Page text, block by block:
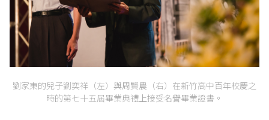
劉家東的兒子劉奕祥（左）與周賢農（右）在新竹高中百年校慶之
時的第七十五屆畢業典禮上接受名譽畢業證書。